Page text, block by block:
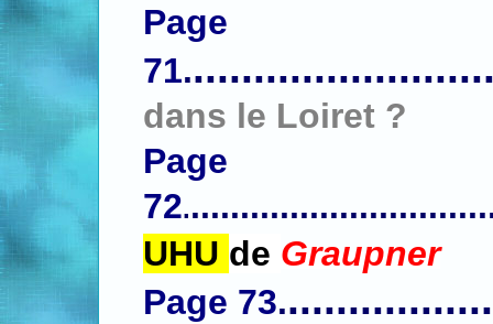
Page
71.
dans le Loiret ?
Page
72.
UHU de Graupner
Page 73.